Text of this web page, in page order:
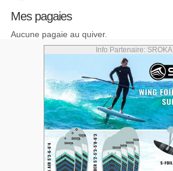
Mes pagaies
Aucune pagaie au quiver.
Info Partenaire: SROKA